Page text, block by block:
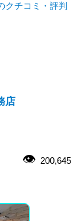
クチコミ・評判
店
200,645